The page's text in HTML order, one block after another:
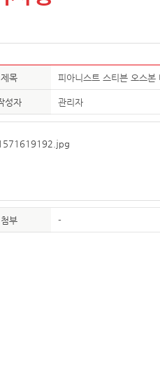
제목 피아니스트 스티븐 오스본
성자 관리자
첨부 -